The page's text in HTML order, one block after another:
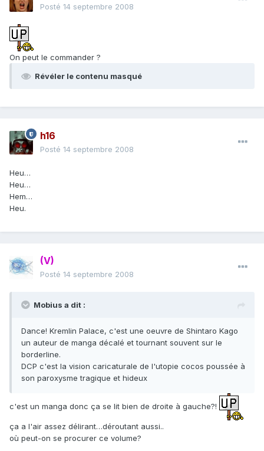
Posté 14 septembre 2008
On peut le commander ?
Révéler le contenu masqué
h16
Posté 14 septembre 2008
Heu…
Heu…
Hem…
Heu.
(V)
Posté 14 septembre 2008
Mobius a dit :
Dance! Kremlin Palace, c'est une oeuvre de Shintaro Kago
un auteur de manga décalé et tournant souvent sur le
borderline.
DCP c'est la vision caricaturale de l'utopie cocos poussée à
son paroxysme tragique et hideux
c'est un manga donc ça se lit bien de droite à gauche?!
ça a l'air assez délirant…déroutant aussi..
où peut-on se procurer ce volume?